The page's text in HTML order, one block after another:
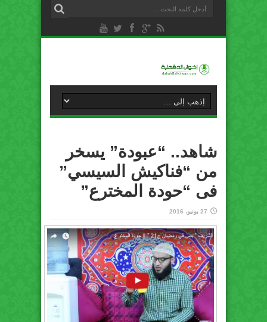
شاهد.. “عبودة” يسخر
من “فناكيش السيسي”
فى “حودة المخترع”
27 يونيو، 2016